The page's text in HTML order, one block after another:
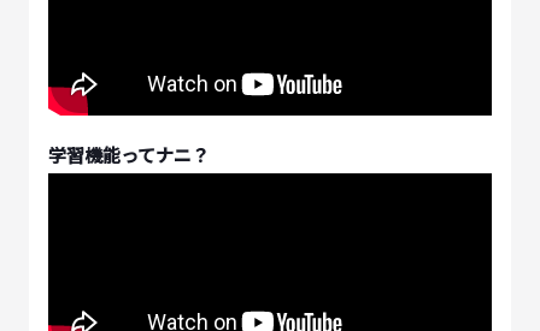
学習機能ってナニ？